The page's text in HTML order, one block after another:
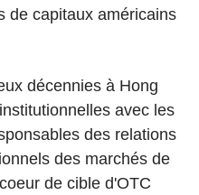
de capitaux américains
décennies à Hong
avec les
des relations
des marchés de
de cible d'OTC